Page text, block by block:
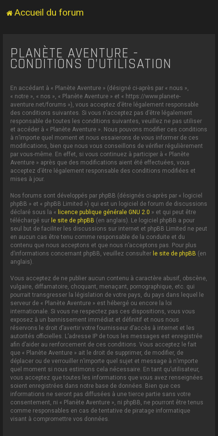
Accueil du forum
PLANÈTE AVENTURE -
CONDITIONS D’UTILISATION
En accédant à « Planète Aventure » (désigné ci-après par « nous »,
« notre », « nos », « Planète Aventure » et « https://www.planete-
aventure.net/forums »), vous acceptez d’être légalement responsable
des conditions suivantes. Si vous n’acceptez pas d’être légalement
responsable de toutes les conditions suivantes, veuillez ne pas utiliser
et accéder à « Planète Aventure ». Nous pouvons modifier ces conditions
à n’importe quel moment et nous essaierons de vous informer de ces
modifications, bien que nous vous conseillons de vérifier régulièrement
par vous-même. En effet, si vous continuez à participer à « Planète
Aventure » après que des modifications aient été effectuées, vous
acceptez d’être légalement responsable des conditions modifiées et
mises à jour.
Nos forums sont développés par phpBB (désignés ci-après par « logiciel
phpBB » et « phpBB Limited ») qui est un logiciel de forum de discussions
déclaré sous la « licence publique générale GNU 2.0 » et qui peut être
téléchargé sur le site de phpBB (en anglais). Le logiciel phpBB a pour
seul but de faciliter les discussions sur internet et phpBB Limited ne peut
en aucun cas être tenu comme responsable de la conduite et du
contenu que nous acceptons et que nous n’acceptons pas. Pour plus
d’informations concernant phpBB, veuillez consulter le site de phpBB (en
anglais).
Vous acceptez de ne publier aucun contenu à caractère abusif, obscène,
vulgaire, diffamatoire, choquant, menaçant, pornographique, etc. qui
pourrait transgresser la législation de votre pays, du pays dans lequel le
serveur de « Planète Aventure » est hébergé ou encore la loi
internationale. Si vous ne respectez pas ces dispositions, vous vous
exposez à un bannissement immédiat et définitif et nous nous
réservons le droit d’avertir votre fournisseur d’accès à internet et les
autorités officielles. L’adresse IP de tous les messages est enregistrée
afin d’aider au renforcement de ces conditions. Vous acceptez le fait
que « Planète Aventure » ait le droit de supprimer, de modifier, de
déplacer ou de verrouiller n’importe quel sujet et message à n’importe
quel moment si nous estimons cela nécessaire. En tant qu’utilisateur,
vous acceptez que toutes les informations que vous avez renseignées
soient enregistrées dans notre base de données. Bien que ces
informations ne seront pas diffusées à une tierce partie sans votre
consentement, ni « Planète Aventure », ni phpBB, ne pourront être tenus
comme responsables en cas de tentative de piratage informatique
visant à compromettre vos données.